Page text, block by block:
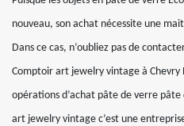
nouveau, son achat nécessite une
Dans ce cas, n’oubliez pas de
Comptoir art jewelry vintage à Chevry
opérations d’achat pâte de verre
art jewelry vintage c’est une